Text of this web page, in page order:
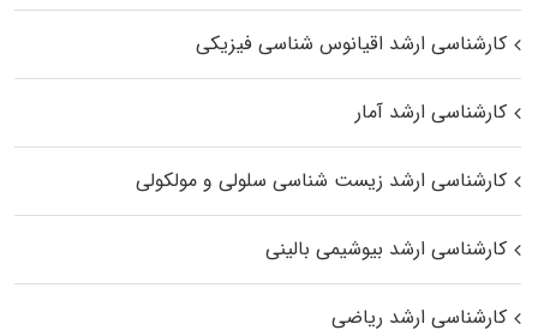
کارشناسی ارشد اقیانوس‌ شناسی فیزیکی
کارشناسی ارشد آمار
کارشناسی ارشد زیست شناسی سلولی و مولکولی
کارشناسی ارشد بیوشیمی بالینی
کارشناسی ارشد ریاضی